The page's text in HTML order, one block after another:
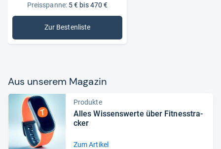
Preisspanne:5 € bis 470 €
Zur Bestenliste: Aktivitäts- & Fitnesstracker
Aus unse­rem Maga­zin
Produkte
Alles Wis­sens­werte über Fit­ness­tra­
cker
Zum Artikel